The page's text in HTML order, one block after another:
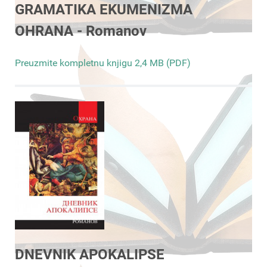
GRAMATIKA EKUMENIZMA
OHRANA - Romanov
Preuzmite kompletnu knjigu 2,4 MB (PDF)
DNEVNIK APOKALIPSE